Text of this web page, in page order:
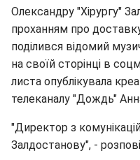
Олександру "Хірургу"
проханням про
поділився відомий
на своїй сторінці в
листа опублікувала
телеканалу "Дождь"
"Директор з
Залдостанову", -